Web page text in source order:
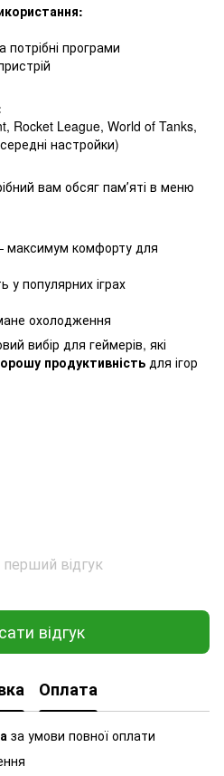
потрібні програми
Rocket League, World of Tanks,
настройки)
вам обсяг памʼяті в меню
максимум комфорту для
у популярних іграх
охолодження
вибір для геймерів, які
продуктивність для ігор
відгук
відгук
Оплата
за умови повної оплати